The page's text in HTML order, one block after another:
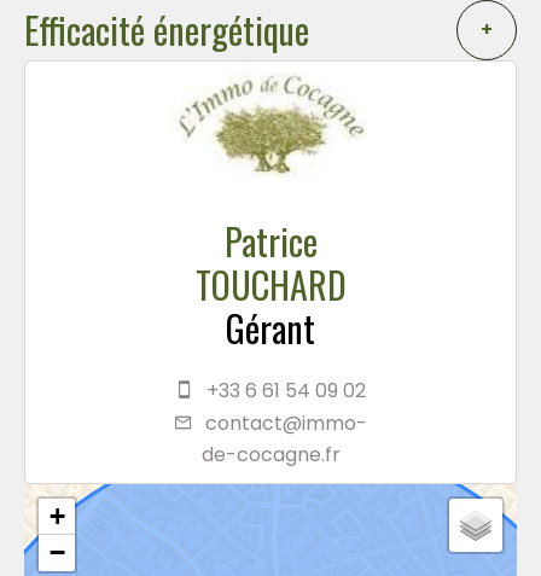
Efficacité énergétique +
Patrice
TOUCHARD
Gérant
+33 6 61 54 09 02
contact@immo-
de-cocagne.fr
+
−